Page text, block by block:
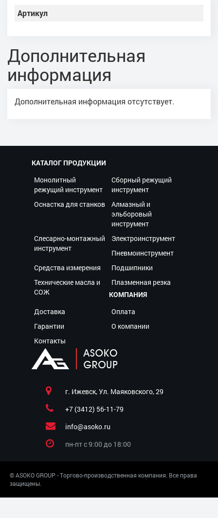
Артикул
Дополнительная
информация
Дополнительная информация отсутствует.
КАТАЛОГ ПРОДУКЦИИ
Монолитный
режущий инструмент
Сборный режущий
инструмент
Оснастка для станков
Алмазный и
эльборовый
инструмент
Слесарно-монтажный
инструмент
Электроинструмент
Пневмоинструмент
Средства измерения
Подшипники
Технические масла и
СОЖ
Плазменная резка
КОМПАНИЯ
Доставка
Оплата
Гарантии
О компании
Контакты
г. Ижевск, Ул. Маяковского, 29
+7 (3412) 56-11-79
info@asoko.ru
пн-пт c 9:00 до 18:00
© ASOKO GROUP - Торгово-производственная компания. Все права
защищены.